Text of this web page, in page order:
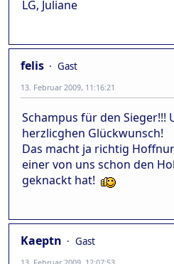
LG, Juliane
felis
Gast
13. Februar 2009, 11:16:21
Schampus für den Sieger!!!
herzlicghen Glückwunsch!
Das macht ja richtig
einer von uns schon den
geknackt hat!
Kaeptn
Gast